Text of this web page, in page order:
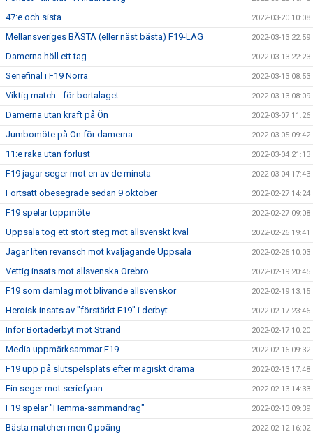
47:e och sista 2022-03-20 10:08
Mellansveriges BÄSTA (eller näst bästa) F19-LAG 2022-03-13 22:59
Damerna höll ett tag 2022-03-13 22:23
Seriefinal i F19 Norra 2022-03-13 08:53
Viktig match - för bortalaget 2022-03-13 08:09
Damerna utan kraft på Ön 2022-03-07 11:26
Jumbomöte på Ön för damerna 2022-03-05 09:42
11:e raka utan förlust 2022-03-04 21:13
F19 jagar seger mot en av de minsta 2022-03-04 17:43
Fortsatt obesegrade sedan 9 oktober 2022-02-27 14:24
F19 spelar toppmöte 2022-02-27 09:08
Uppsala tog ett stort steg mot allsvenskt kval 2022-02-26 19:41
Jagar liten revansch mot kvaljagande Uppsala 2022-02-26 10:03
Vettig insats mot allsvenska Örebro 2022-02-19 20:45
F19 som damlag mot blivande allsvenskor 2022-02-19 13:15
Heroisk insats av "förstärkt F19" i derbyt 2022-02-17 23:46
Inför Bortaderbyt mot Strand 2022-02-17 10:20
Media uppmärksammar F19 2022-02-16 09:32
F19 upp på slutspelsplats efter magiskt drama 2022-02-13 17:48
Fin seger mot seriefyran 2022-02-13 14:33
F19 spelar "Hemma-sammandrag" 2022-02-13 09:39
Bästa matchen men 0 poäng 2022-02-12 16:02